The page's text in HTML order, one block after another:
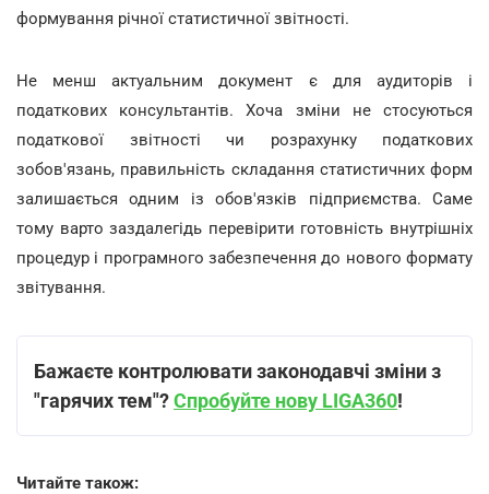
формування річної статистичної звітності.
Не менш актуальним документ є для аудиторів і
податкових консультантів. Хоча зміни не стосуються
податкової звітності чи розрахунку податкових
зобов'язань, правильність складання статистичних форм
залишається одним із обов'язків підприємства. Саме
тому варто заздалегідь перевірити готовність внутрішніх
процедур і програмного забезпечення до нового формату
звітування.
Бажаєте контролювати законодавчі зміни з
"гарячих тем"?Спробуйте нову LIGA360!
Читайте також: